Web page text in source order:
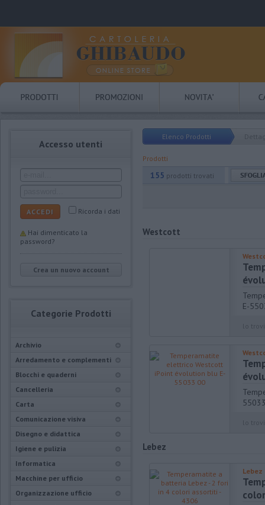
Accesso utenti
ACCEDI Ricorda i dati
Hai dimenticato la
password?
Crea un nuovo account
Categorie Prodotti
Archivio
Arredamento e complementi
Blocchi e quaderni
Cancelleria
Carta
Comunicazione visiva
Disegno e didattica
Igiene e pulizia
Informatica
Macchine per ufficio
Organizzazione ufficio
Elenco Prodotti
Prodotti
155 prodotti trovati
Westcott
E-
Lebez
Lebez